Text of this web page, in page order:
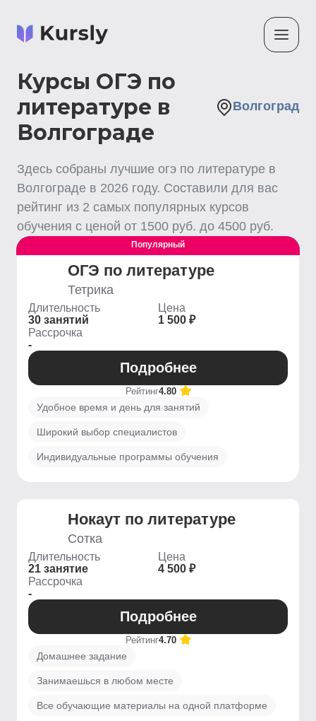
Курсы ОГЭ по
литературе в
Волгограде
Волгоград
Здесь собраны лучшие огэ по литературе в
Волгограде в 2026 году. Составили для вас
рейтинг из 2 самых популярных курсов
обучения с ценой от 1500 руб. до 4500 руб.
Выгодный
Популярный
ОГЭ по литературе
Тетрика
Длительность
30 занятий
Цена
1 500 ₽
Рассрочка
-
Подробнее
Рейтинг4.80
Удобное время и день для занятий
Широкий выбор специалистов
Индивидуальные программы обучения
Нокаут по литературе
Сотка
Длительность
21 занятие
Цена
4 500 ₽
Рассрочка
-
Подробнее
Рейтинг4.70
Домашнее задание
Занимаешься в любом месте
Все обучающие материалы на одной платформе